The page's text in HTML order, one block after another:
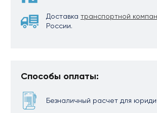
Доставка транспортной
России.
Способы оплаты:
Безналичный расчет для